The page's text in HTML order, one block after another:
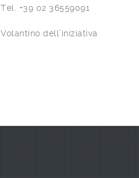
Tel. +39 02 36559091
Volantino dell’iniziativa